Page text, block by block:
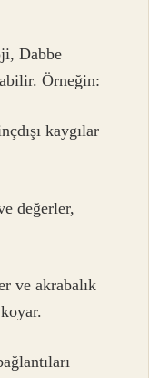
Dabbe
Örneğin:
kaygılar
değerler,
ve akrabalık